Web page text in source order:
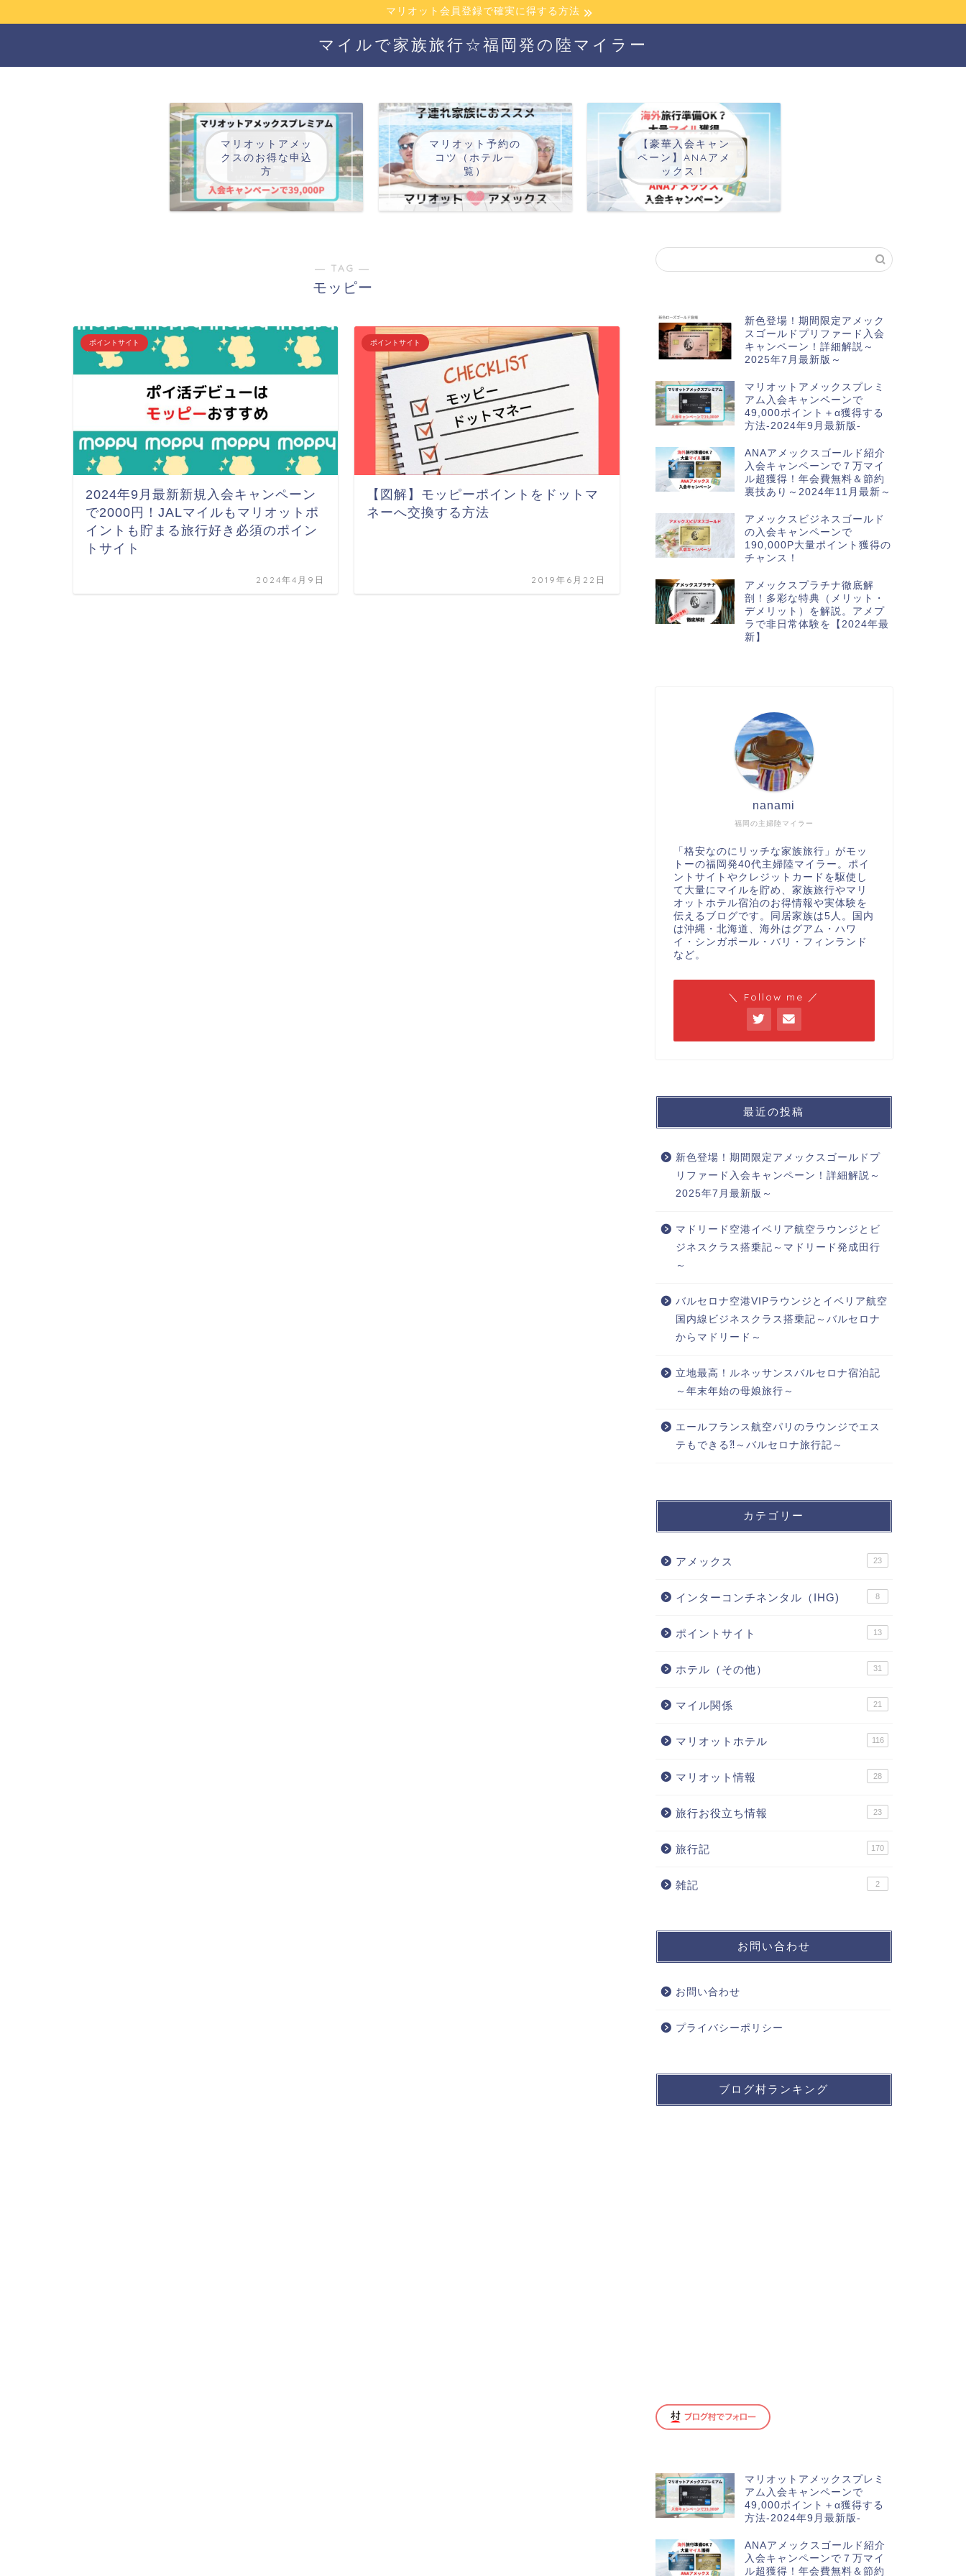
マリオット会員登録で確実に得する方法
マイルで家族旅行☆福岡発の陸マイラー
マリオットアメッ
クスのお得な申込
方
マリオット予約の
コツ（ホテル一
覧）
【豪華入会キャン
ペーン】ANAアメ
ックス！
― TAG ―
モッピー
ポイントサイト
2024年9月最新新規入会キャンペーン
で2000円！JALマイルもマリオットポ
イントも貯まる旅行好き必須のポイン
トサイト
2024年4月9日
ポイントサイト
【図解】モッピーポイントをドットマ
ネーへ交換する方法
2019年6月22日
新色登場！期間限定アメック
スゴールドプリファード入会
キャンペーン！詳細解説～
2025年7月最新版～
マリオットアメックスプレミ
アム入会キャンペーンで
49,000ポイント＋α獲得する
方法-2024年9月最新版-
ANAアメックスゴールド紹介
入会キャンペーンで７万マイ
ル超獲得！年会費無料＆節約
裏技あり～2024年11月最新～
アメックスビジネスゴールド
の入会キャンペーンで
190,000P大量ポイント獲得の
チャンス！
アメックスプラチナ徹底解
剖！多彩な特典（メリット・
デメリット）を解説。アメプ
ラで非日常体験を【2024年最
新】
福岡の主婦陸マイラー
nanami
「格安なのにリッチな家族旅行」がモッ
トーの福岡発40代主婦陸マイラー。ポイ
ントサイトやクレジットカードを駆使し
て大量にマイルを貯め、家族旅行やマリ
オットホテル宿泊のお得情報や実体験を
伝えるブログです。同居家族は5人。国内
は沖縄・北海道、海外はグアム・ハワ
イ・シンガポール・バリ・フィンランド
など。
＼ Follow me ／
最近の投稿
新色登場！期間限定アメックスゴールドプ
リファード入会キャンペーン！詳細解説～
2025年7月最新版～
マドリード空港イベリア航空ラウンジとビ
ジネスクラス搭乗記～マドリード発成田行
～
バルセロナ空港VIPラウンジとイベリア航空
国内線ビジネスクラス搭乗記～バルセロナ
からマドリード～
立地最高！ルネッサンスバルセロナ宿泊記
～年末年始の母娘旅行～
エールフランス航空パリのラウンジでエス
テもできる⁈～バルセロナ旅行記～
カテゴリー
アメックス 23
インターコンチネンタル（IHG) 8
ポイントサイト 13
ホテル（その他） 31
マイル関係 21
マリオットホテル 116
マリオット情報 28
旅行お役立ち情報 23
旅行記 170
雑記 2
お問い合わせ
お問い合わせ
プライバシーポリシー
ブログ村ランキング
マリオットアメックスプレミ
アム入会キャンペーンで
49,000ポイント＋α獲得する
方法-2024年9月最新版-
ANAアメックスゴールド紹介
入会キャンペーンで７万マイ
ル超獲得！年会費無料＆節約